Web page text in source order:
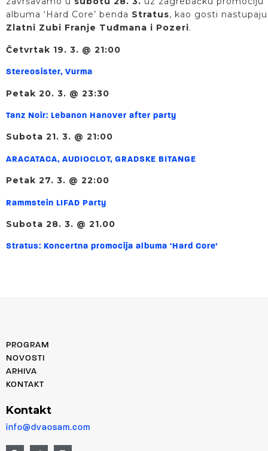
albuma ‘Hard Core’ benda Stratus, kao gosti nastupaju
Zlatni Zubi Franje Tuđmana i Pozeri.
Četvrtak 19. 3. @ 21:00
Stereosister, Vurma
Petak 20. 3. @ 23:30
Tanz Noir: Lebanon Hanover after party
Subota 21. 3. @ 21:00
ARACATACA, AUDIOCLOT, GRADSKE BITANGE
Petak 27. 3. @ 22:00
Rammstein LIFAD Party
Subota 28. 3. @ 21.00
Stratus: Koncertna promocija albuma ‘Hard Core’
PROGRAM
NOVOSTI
ARHIVA
KONTAKT
Kontakt
info@dvaosam.com